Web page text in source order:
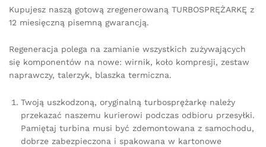
Kupujesz naszą gotową zregenerowaną TURBOSPRĘŻARKĘ z
12 miesięczną pisemną gwarancją.
Regeneracja polega na zamianie wszystkich zużywających
się komponentów na nowe: wirnik, koło kompresji, zestaw
naprawczy, talerzyk, blaszka termiczna.
Twoją uszkodzoną, oryginalną turbosprężarkę należy
przekazać naszemu kurierowi podczas odbioru przesyłki.
Pamiętaj turbina musi być zdemontowana z samochodu,
dobrze zabezpieczona i spakowana w kartonowe